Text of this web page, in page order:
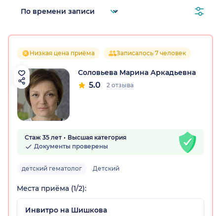
Низкая цена приёма Записалось 7 человек
Соловьева Марина Аркадьевна
5.0 2 отзыва
Стаж 35 лет
Высшая категория
Документы проверены
детский гематолог Детский
Места приёма (1/2):
Инвитро на Шишкова